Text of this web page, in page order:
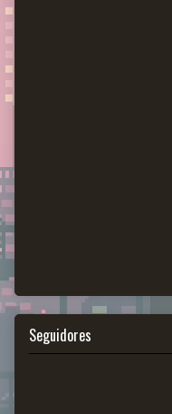
Seguidores